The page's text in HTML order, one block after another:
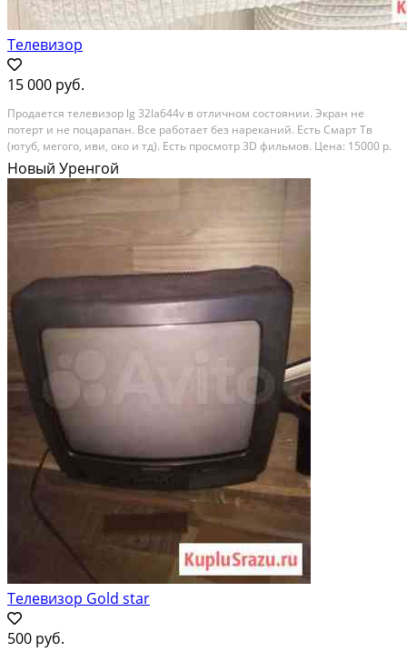
Телевизор
15 000 руб.
Продается телевизор lg 32la644v в отличном состоянии. Экран не
потерт и не поцарапан. Все работает без нареканий. Есть Смарт Тв
(ютуб, мегого, иви, око и тд). Есть просмотр 3D фильмов. Цена: 15000 р.
Тип товара: телевизоры. Состояние: б/у.
Новый Уренгой
Телевизор Gold star
500 руб.